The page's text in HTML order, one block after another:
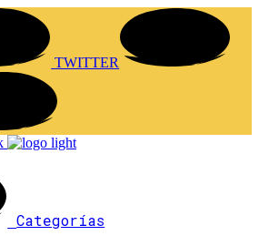
TWITTER
Categorías